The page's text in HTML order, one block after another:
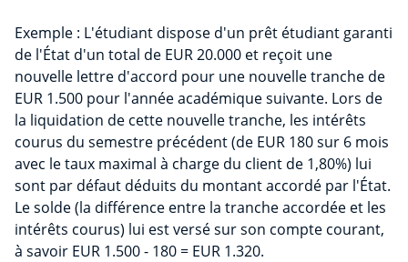
Exemple : L'étudiant dispose d'un prêt étudiant garanti
de l'État d'un total de EUR 20.000 et reçoit une
nouvelle lettre d'accord pour une nouvelle tranche de
EUR 1.500 pour l'année académique suivante. Lors de
la liquidation de cette nouvelle tranche, les intérêts
courus du semestre précédent (de EUR 180 sur 6 mois
avec le taux maximal à charge du client de 1,80%) lui
sont par défaut déduits du montant accordé par l'État.
Le solde (la différence entre la tranche accordée et les
intérêts courus) lui est versé sur son compte courant,
à savoir EUR 1.500 - 180 = EUR 1.320.